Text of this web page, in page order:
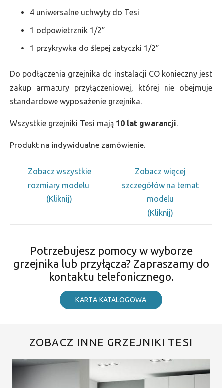
4 uniwersalne uchwyty do Tesi
1 odpowietrznik 1/2”
1 przykrywka do ślepej zatyczki 1/2”
Do podłączenia grzejnika do instalacji CO konieczny jest
zakup armatury przyłączeniowej, której nie obejmuje
standardowe wyposażenie grzejnika.
Wszystkie grzejniki Tesi mają 10 lat gwarancji.
Produkt na indywidualne zamówienie.
Zobacz wszystkie
rozmiary modelu
(Kliknij)
Zobacz więcej
szczegółów na temat
modelu
(Kliknij)
Potrzebujesz pomocy w wyborze
grzejnika lub przyłącza? Zapraszamy do
kontaktu telefonicznego.
KARTA KATALOGOWA
ZOBACZ INNE GRZEJNIKI TESI